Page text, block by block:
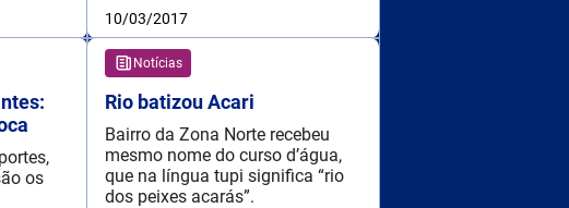
10/03/2017
os
Notícias
Rio batizou Acari
Bairro da Zona Norte recebeu
mesmo nome do curso d’água,
que na língua tupi significa “rio
dos peixes acarás”.